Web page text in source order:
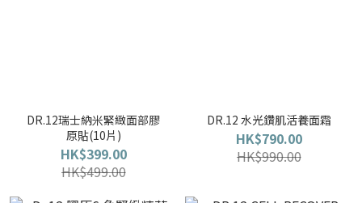
DR.12瑞士納米緊緻面部膠
原貼(10片)
HK$399.00
HK$499.00
DR.12 水光鑽肌活養面霜
HK$790.00
HK$990.00